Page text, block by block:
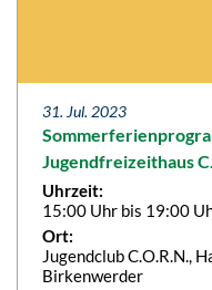
31. Jul. 2023
Jugendfreizeithaus
Uhrzeit:
15:00 Uhr bis 19:00
Ort:
Jugendclub C.O.R.N.,
Birkenwerder